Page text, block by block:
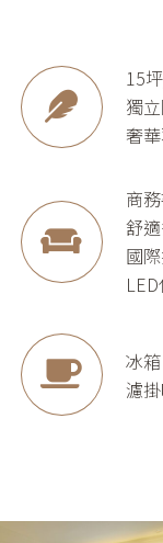
15
獨
奢
商
舒
國
冰箱
濾